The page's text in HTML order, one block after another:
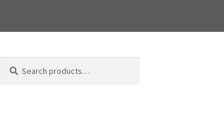
for: